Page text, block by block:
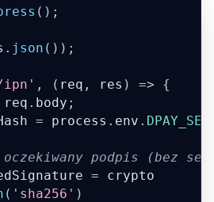
( ) ;
. json ( ) ) ;
, ( req , res ) =>
{
req . body ;
= process . env .
podpis (bez
= crypto
( 'sha256' )